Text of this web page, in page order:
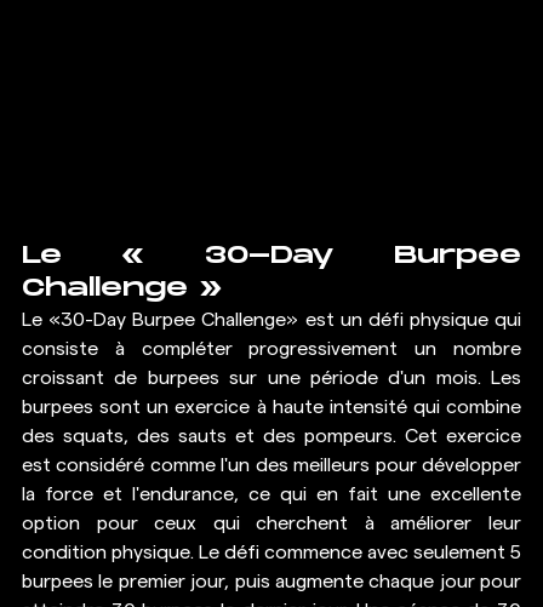
Le « 30-Day Burpee
Challenge »
Le «30-Day Burpee Challenge» est un défi physique qui
consiste à compléter progressivement un nombre
croissant de burpees sur une période d'un mois. Les
burpees sont un exercice à haute intensité qui combine
des squats, des sauts et des pompeurs. Cet exercice
est considéré comme l'un des meilleurs pour développer
la force et l'endurance, ce qui en fait une excellente
option pour ceux qui cherchent à améliorer leur
condition physique. Le défi commence avec seulement 5
burpees le premier jour, puis augmente chaque jour pour